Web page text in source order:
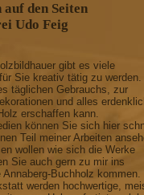
den Seiten
Udo Feig
gibt es viele
Sie kreativ tätig zu
täglichen Gebrauchs, zur
und alles
erschaffen kann.
können Sie sich hier
Teil meiner Arbeiten
wollen wie sich die Werke
Sie auch gern zu mir ins
Annaberg-Buchholz kommen.
werden hochwertige,